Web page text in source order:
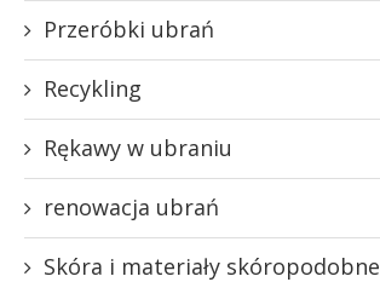
Przeróbki ubrań
Recykling
Rękawy w ubraniu
renowacja ubrań
Skóra i materiały skóropodobne